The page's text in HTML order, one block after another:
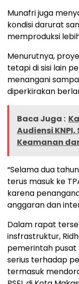
Munafri juga
kondisi darurat
memproduksi
Menurutnya,
tetapi di sisi lain
menangani
diperkirakan
Baca Juga :
Audiensi
Keamanan
“Selama dua
terus masuk ke
karena
anggaran dan
Dalam rapat
insfrastruktur,
pemerintah
serius terhadap
termasuk